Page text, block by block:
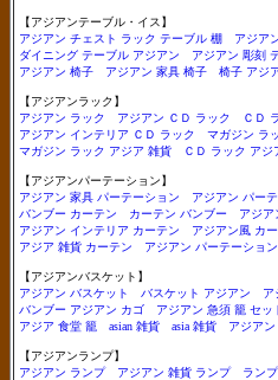
【アジアンテーブル・イス】
アジアン チェスト ラック テーブル 棚
アジア
ダイニング テーブル アジアン
アジアン 彫刻
アジアン 椅子
アジアン 家具 椅子 椅子 アジ
【アジアンラック】
アジアン ラック
アジアン ＣＤ ラック ＣＤ
アジアン インテリア ＣＤ ラック
マガジン ラ
マガジン ラック アジア 雑貨
ＣＤ ラック アジ
【アジアンパーテーション】
アジアン 家具 パーテーション
アジアン パー
バンブー カーテン
カーテン バンブー アジア
アジアン インテリア カーテン
アジアン風 カ
アジア 雑貨 カーテン
アジアン パーテーショ
【アジアンバスケット】
アジアン バスケット
バスケット アジアン ア
バンブー アジアン カゴ
アジアン 急須 籠 セッ
アジア 食堂 籠
asian 雑貨 asia 雑貨 アジア
【アジアンランプ】
アジアン ランプ
アジアン 雑貨 ランプ ラン